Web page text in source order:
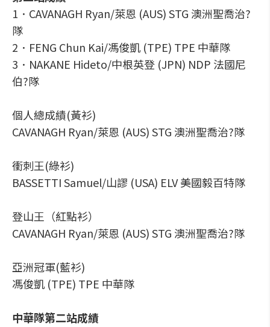
1．CAVANAGH Ryan/萊恩 (AUS) STG 澳洲聖喬治?
隊
2．FENG Chun Kai/馮俊凱 (TPE) TPE 中華隊
3．NAKANE Hideto/中根英登 (JPN) NDP 法國尼
伯?隊
個人總成績(黃衫)
CAVANAGH Ryan/萊恩 (AUS) STG 澳洲聖喬治?隊
衝刺王(綠衫)
BASSETTI Samuel/山謬 (USA) ELV 美國毅百特隊
登山王（紅點衫）
CAVANAGH Ryan/萊恩 (AUS) STG 澳洲聖喬治?隊
亞洲冠軍(藍衫)
馮俊凱 (TPE) TPE 中華隊
中華隊第二站成績